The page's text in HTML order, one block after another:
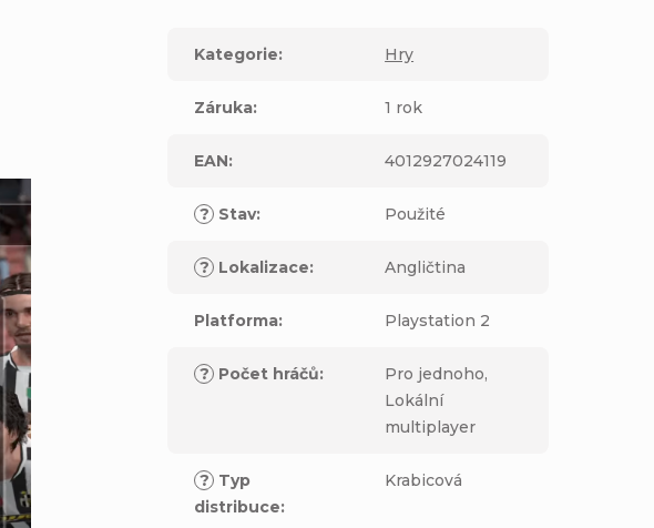
Kategorie: Hry
Záruka: 1 rok
EAN: 4012927024119
? Stav: Použité
? Lokalizace: Angličtina
Platforma: Playstation 2
? Počet hráčů:
Pro jednoho,
Lokální
multiplayer
? Typ
distribuce:
Krabicová